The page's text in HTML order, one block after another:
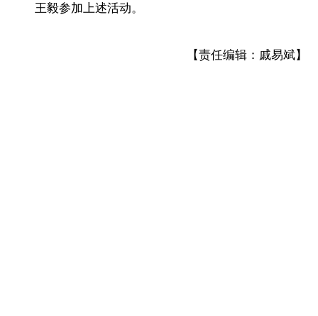
王毅参加上述活动。
【责任编辑：戚易斌】